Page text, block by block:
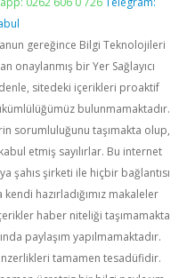
gereğince Bilgi Teknolojileri
onaylanmış bir Yer Sağlayıcı
sitedeki içerikleri proaktif
bulunmamaktadır.
sorumluluğunu taşımakta olup,
etmiş sayılırlar. Bu internet
şahıs şirketi ile hiçbir bağlantısı
hazırladığımız makaleler
haber niteliği taşımamakta
paylaşım yapılmamaktadır.
tamamen tesadüfidir.